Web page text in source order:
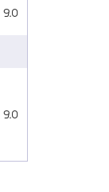
9.0
9.0